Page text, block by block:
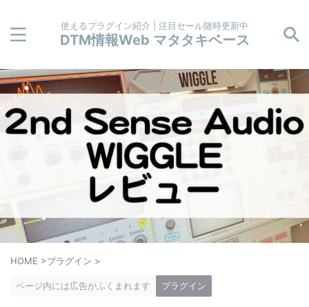
使えるプラグイン紹介 | 注目セール随時更新中
DTM情報Web マタタキベース
HOME >プラグイン >
ページ内には広告がふくまれます プラグイン